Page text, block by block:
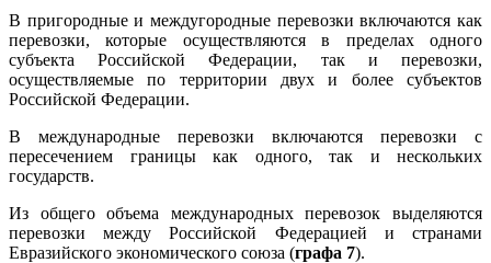
В пригородные и междугородные перевозки включаются как
перевозки, которые осуществляются в пределах одного
субъекта Российской Федерации, так и перевозки,
осуществляемые по территории двух и более субъектов
Российской Федерации.
В международные перевозки включаются перевозки с
пересечением границы как одного, так и нескольких
государств.
Из общего объема международных перевозок выделяются
перевозки между Российской Федерацией и странами
Евразийского экономического союза (графа 7).